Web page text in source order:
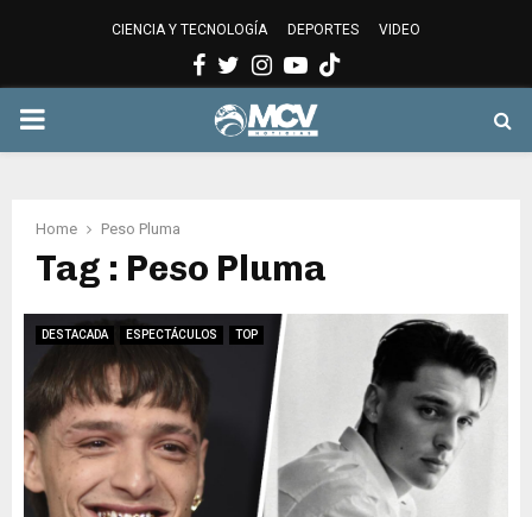
CIENCIA Y TECNOLOGÍA DEPORTES VIDEO
Facebook
Twitter
Instagram
Youtube
PRIMARY
Home Peso Pluma
Tag : Peso Pluma
DESTACADA ESPECTÁCULOS TOP